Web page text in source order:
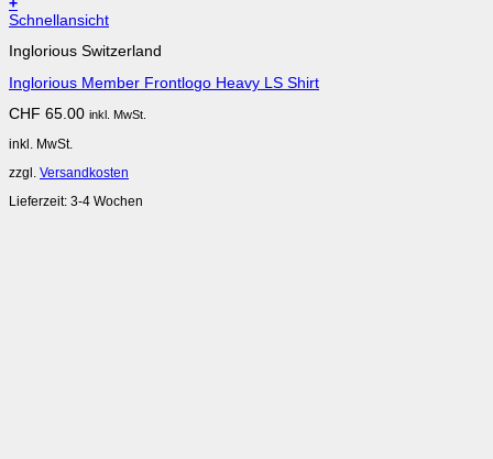
+
Schnellansicht
Inglorious Switzerland
Inglorious Member Frontlogo Heavy LS Shirt
CHF 65.00 inkl. MwSt.
inkl. MwSt.
zzgl. Versandkosten
Lieferzeit: 3-4 Wochen